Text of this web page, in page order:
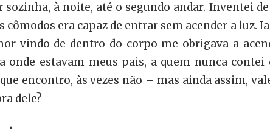
à noite, até o segundo andar. Inventei
cômodos era capaz de entrar sem acender a luz.
vindo de dentro do corpo me obrigava a
onde estavam meus pais, a quem nunca
encontro, às vezes não – mas ainda assim,
dele?